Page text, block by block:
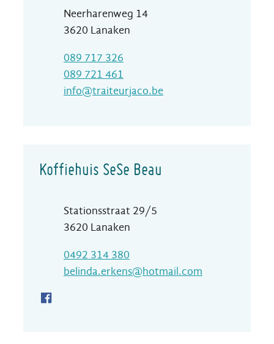
AdresNeerharenweg 14
,3620 Lanaken
089 717 326
089 721 461
E-mailinfo@traiteurjaco.be
Koffiehuis SeSe Beau
AdresStationsstraat 29/5
,3620 Lanaken
0492 314 380
E-mailbelinda.erkens@hotmail.com
Facebook Koffiehuis SeSe Beau